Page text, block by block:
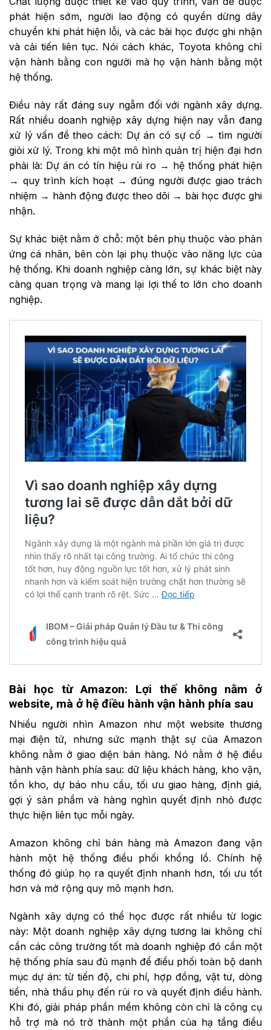
phát hiện sớm, người lao động có quyền dừng dây
chuyền khi phát hiện lỗi, và các bài học được ghi nhận
và cải tiến liên tục. Nói cách khác, Toyota không chỉ
vận hành bằng con người mà họ vận hành bằng một
hệ thống.
Điều này rất đáng suy ngẫm đối với ngành xây dựng.
Rất nhiều doanh nghiệp xây dựng hiện nay vẫn đang
xử lý vấn đề theo cách: Dự án có sự cố → tìm người
giỏi xử lý. Trong khi một mô hình quản trị hiện đại hơn
phải là: Dự án có tín hiệu rủi ro → hệ thống phát hiện
→ quy trình kích hoạt → đúng người được giao trách
nhiệm → hành động được theo dõi → bài học được ghi
nhận.
Sự khác biệt nằm ở chỗ: một bên phụ thuộc vào phản
ứng cá nhân, bên còn lại phụ thuộc vào năng lực của
hệ thống. Khi doanh nghiệp càng lớn, sự khác biệt này
càng quan trọng và mang lại lợi thế to lớn cho doanh
nghiệp.
Bài học từ Amazon: Lợi thế không nằm ở
website, mà ở hệ điều hànhvận hành phía sau
Nhiều người nhìn Amazon như một website thương
mại điện tử, nhưng sức mạnh thật sự của Amazon
không nằm ở giao diện bán hàng. Nó nằm ở hệ điều
hành vận hành phía sau: dữ liệu khách hàng, kho vận,
tồn kho, dự báo nhu cầu, tối ưu giao hàng, định giá,
gợi ý sản phẩm và hàng nghìn quyết định nhỏ được
thực hiện liên tục mỗi ngày.
Amazon không chỉ bán hàng mà Amazon đang vận
hành một hệ thống điều phối khổng lồ. Chính hệ
thống đó giúp họ ra quyết định nhanh hơn, tối ưu tốt
hơn và mở rộng quy mô mạnh hơn.
Ngành xây dựng có thể học được rất nhiều từ logic
này: Một doanh nghiệp xây dựng tương lai không chỉ
cần các công trường tốt mà doanh nghiệp đó cần một
hệ thống phía sau đủ mạnh để điều phối toàn bộ danh
mục dự án: từ tiến độ, chi phí, hợp đồng, vật tư, dòng
tiền, nhà thầu phụ đến rủi ro và quyết định điều hành.
Khi đó, giải pháp phần mềm không còn chỉ là công cụ
hỗ trợ mà nó trở thành một phần của hạ tầng điều